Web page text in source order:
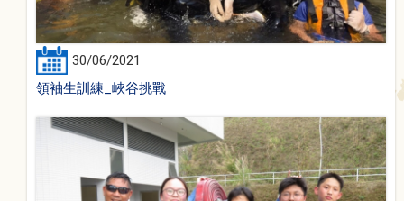
30/06/2021
領袖生訓練_峽谷挑戰